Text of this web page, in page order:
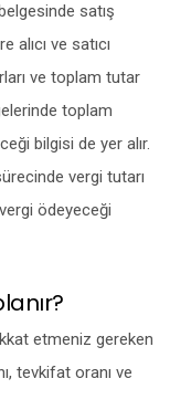
satış
alıcı ve satıcı
ve toplam tutar
toplam
bilgisi de yer alır.
vergi tutarı
ödeyeceği
etmeniz gereken
tevkifat oranı ve